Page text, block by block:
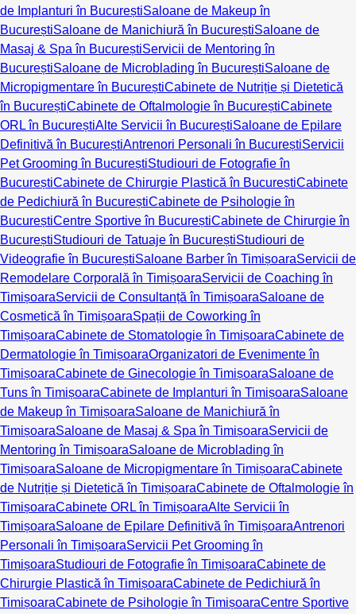
de Implanturi în BucureștiSaloane de Makeup în
BucureștiSaloane de Manichiură în BucureștiSaloane de
Masaj & Spa în BucureștiServicii de Mentoring în
BucureștiSaloane de Microblading în BucureștiSaloane de
Micropigmentare în BucureștiCabinete de Nutriție și Dietetică
în BucureștiCabinete de Oftalmologie în BucureștiCabinete
ORL în BucureștiAlte Servicii în BucureștiSaloane de Epilare
Definitivă în BucureștiAntrenori Personali în BucureștiServicii
Pet Grooming în BucureștiStudiouri de Fotografie în
BucureștiCabinete de Chirurgie Plastică în BucureștiCabinete
de Pedichiură în BucureștiCabinete de Psihologie în
BucureștiCentre Sportive în BucureștiCabinete de Chirurgie în
BucureștiStudiouri de Tatuaje în BucureștiStudiouri de
Videografie în BucureștiSaloane Barber în TimișoaraServicii de
Remodelare Corporală în TimișoaraServicii de Coaching în
TimișoaraServicii de Consultanță în TimișoaraSaloane de
Cosmetică în TimișoaraSpații de Coworking în
TimișoaraCabinete de Stomatologie în TimișoaraCabinete de
Dermatologie în TimișoaraOrganizatori de Evenimente în
TimișoaraCabinete de Ginecologie în TimișoaraSaloane de
Tuns în TimișoaraCabinete de Implanturi în TimișoaraSaloane
de Makeup în TimișoaraSaloane de Manichiură în
TimișoaraSaloane de Masaj & Spa în TimișoaraServicii de
Mentoring în TimișoaraSaloane de Microblading în
TimișoaraSaloane de Micropigmentare în TimișoaraCabinete
de Nutriție și Dietetică în TimișoaraCabinete de Oftalmologie în
TimișoaraCabinete ORL în TimișoaraAlte Servicii în
TimișoaraSaloane de Epilare Definitivă în TimișoaraAntrenori
Personali în TimișoaraServicii Pet Grooming în
TimișoaraStudiouri de Fotografie în TimișoaraCabinete de
Chirurgie Plastică în TimișoaraCabinete de Pedichiură în
TimișoaraCabinete de Psihologie în TimișoaraCentre Sportive